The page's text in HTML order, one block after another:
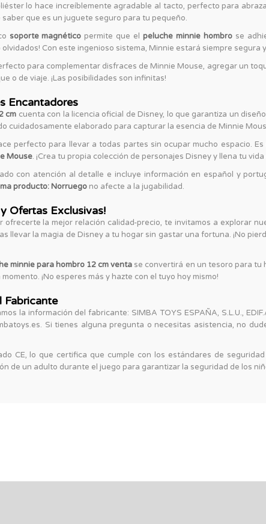
lo hace increíblemente agradable al tacto, perfecto para
que es un juguete seguro para tu pequeño.
soporte magnético permite que elpeluche minnie hombrose
olvidados! Con este ingenioso sistema, Minnie estará siempre
para complementar disfraces de Minnie Mouse, agregar un
o de viaje. ¡Las posibilidades son infinitas!
Encantadores
cm cuenta con la licencia oficial de Disney, lo que garantiza un
cuidadosamente elaborado para capturar la esencia de Minnie
perfecto para llevar a todas partes sin ocupar mucho espacio. Es
Mouse. ¡Crea tu propia colección de personajes Disney y llena tu vida
con atención al detalle e incluye información en español y
producto: Norruego no afecte a la jugabilidad.
Ofertas Exclusivas!
ofrecerte la mejor relación calidad-precio, te invitamos a explorar
llevar la magia de Disney a tu hogar sin gastar una fortuna. ¡No
minnie para hombro 12 cm venta se convertirá en un tesoro para tu
¡No esperes más y hazte con el tuyo hoy mismo!
Fabricante
la información del fabricante: SIMBA TOYS ESPAÑA, S.L.U.,
Si tienes alguna pregunta o necesitas asistencia, no
CE, lo que certifica que cumple con los estándares de
de un adulto durante el juego para garantizar la seguridad de los